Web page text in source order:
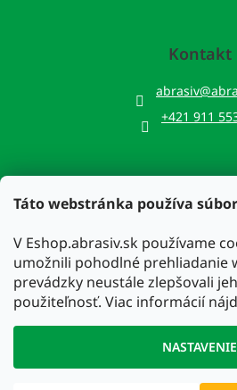
Táto webstránka používa
V Eshop.abrasiv.sk používame
umožnili pohodlné prehliadanie
prevádzky neustále zlepšovali
použiteľnosť. Viac informácií
NASTAVENIE
Kontakt
abrasiv@
+421 911
Prijímame